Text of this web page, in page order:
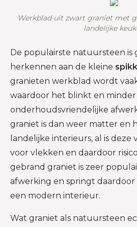
Werkblad uit zwart graniet met
landelijke
De populairste natuursteen is
herkennen aan de kleine
granieten werkblad wordt
waardoor het blinkt en minder
onderhoudsvriendelijke
graniet is dan weer matter en
landelijke interieurs, al is deze
voor vlekken en daardoor
gebrand graniet is zeer
afwerking en springt
een modern interieur.
Wat graniet als natuursteen